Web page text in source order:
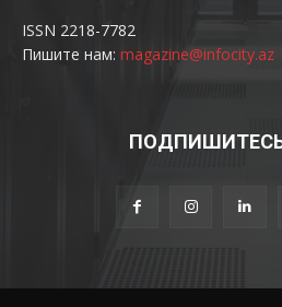
ISSN 2218-7782
Пишите нам: magazine@infocity.az